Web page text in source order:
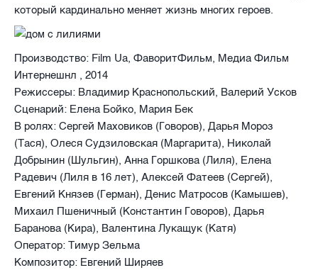
который кардинально меняет жизнь многих героев.
Производство: Film Ua, ФаворитФильм, Медиа Фильм
Интернешнл , 2014
Режиссеры: Владимир Краснопольский, Валерий Усков
Сценарий: Елена Бойко, Мария Бек
В ролях: Сергей Маховиков (Говоров), Дарья Мороз
(Тася), Олеся Судзиловская (Маргарита), Николай
Добрынин (Шульгин), Анна Горшкова (Лиля), Елена
Радевич (Лиля в 16 лет), Алексей Фатеев (Сергей),
Евгений Князев (Герман), Денис Матросов (Камышев),
Михаил Пшеничный (Константин Говоров), Дарья
Баранова (Кира), Валентина Лукащук (Катя)
Оператор: Тимур Зельма
Композитор: Евгений Ширяев